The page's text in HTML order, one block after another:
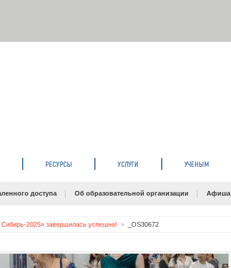
РЕСУРСЫ УСЛУГИ УЧЕНЫМ
доступа Об образовательной организации Афиша
2025» завершилась успешно! _OS30672